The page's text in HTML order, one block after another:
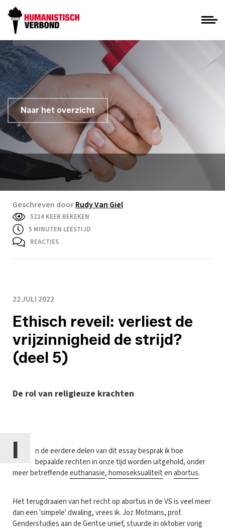
Naar het overzicht
Geschreven doorRudy Van Giel
5214 KEER BEKEKEN
5 MINUTEN LEESTIJD
REACTIES
22 JULI 2022
Ethisch reveil: verliest de
vrijzinnigheid de strijd?
(deel 5)
De rol van religieuze krachten
I
n de eerdere delen van dit essay besprak ik hoe
bepaalde rechten in onze tijd worden uitgehold, onder
meer betreffendeeuthanasie,homoseksualiteitenabortus.
Het terugdraaien van het recht op abortus in de VS is veel meer
dan een 'simpele' dwaling, vrees ik. Joz Motmans, prof.
Genderstudies aan de Gentse unief, stuurde in oktober vorig